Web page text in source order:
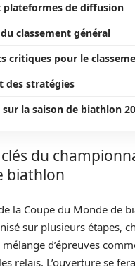
plateformes de diffusion
classement général
critiques pour le
des stratégies
la saison de biathlon
du
biathlon
la Coupe du Monde de
sur plusieurs étapes,
d’épreuves
relais. L’ouverture se